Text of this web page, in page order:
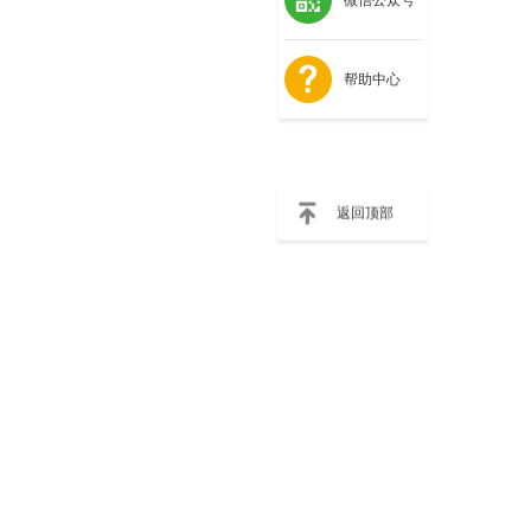
帮助中心
返回顶部